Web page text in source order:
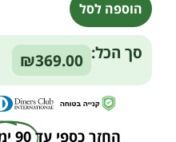
הוספה לסל
Alternative:
סך הכל: ₪369.00
החזר כספי עד 90 ימים